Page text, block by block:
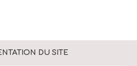
DU SITE